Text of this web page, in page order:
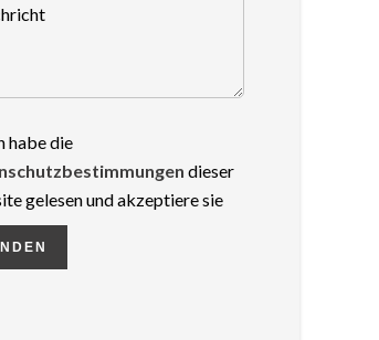
habe die
dieser
gelesen und akzeptiere sie